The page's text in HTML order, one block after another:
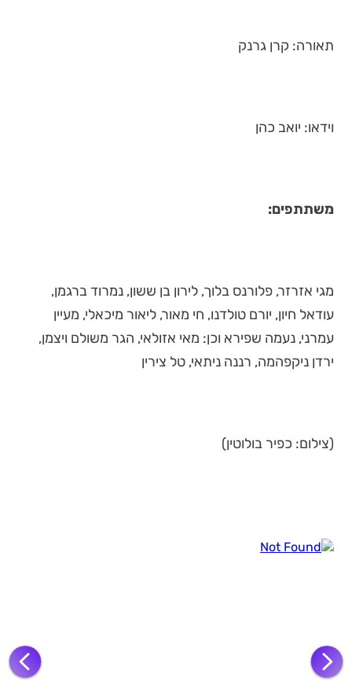
תאורה: קרן גרנק
וידאו: יואב כהן
משתתפים:
מגי אזרזר, פלורנס בלוך, לירון בן ששון, נמרוד ברגמן,
עודאל חיון, יורם טולדנו, חי מאור, ליאור מיכאלי, מעיין
עמרני, נעמה שפירא וכן: מאי אזולאי, הגר משולם ויצמן,
ירדן ניקפהמה, רננה ניתאי, טל צירין
(צילום: כפיר בולוטין)